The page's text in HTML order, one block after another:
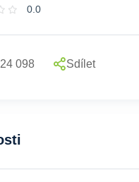
0.0
098 Sdílet